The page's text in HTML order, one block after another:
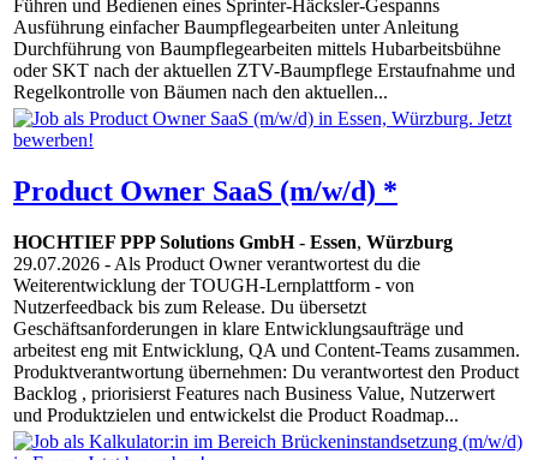
Führen und Bedienen eines Sprinter-Häcksler-Gespanns
Ausführung einfacher Baumpflegearbeiten unter Anleitung
Durchführung von Baumpflegearbeiten mittels Hubarbeitsbühne
oder SKT nach der aktuellen ZTV-Baumpflege Erstaufnahme und
Regelkontrolle von Bäumen nach den aktuellen...
Product Owner SaaS (m/w/d) *
HOCHTIEF PPP Solutions GmbH- Essen, Würzburg
29.07.2026 - Als Product Owner verantwortest du die
Weiterentwicklung der TOUGH-Lernplattform - von
Nutzerfeedback bis zum Release. Du übersetzt
Geschäftsanforderungen in klare Entwicklungsaufträge und
arbeitest eng mit Entwicklung, QA und Content-Teams zusammen.
Produktverantwortung übernehmen: Du verantwortest den Product
Backlog , priorisierst Features nach Business Value, Nutzerwert
und Produktzielen und entwickelst die Product Roadmap...